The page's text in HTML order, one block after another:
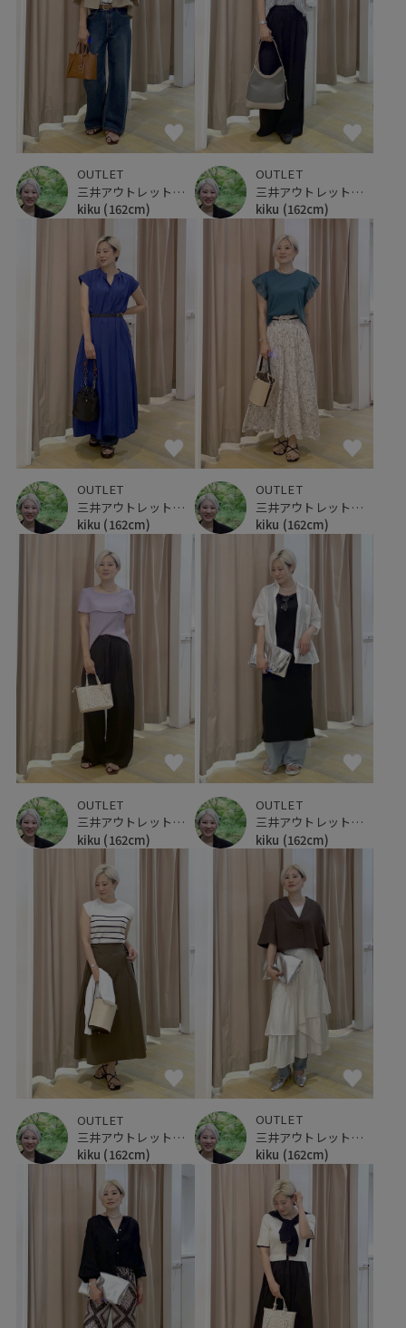
OUTLET
三井アウトレットパーク 仙台港
kiku (162cm)
OUTLET
三井アウトレットパーク 仙台港
kiku (162cm)
OUTLET
三井アウトレットパーク 仙台港
kiku (162cm)
OUTLET
三井アウトレットパーク 仙台港
kiku (162cm)
OUTLET
三井アウトレットパーク 仙台港
kiku (162cm)
OUTLET
三井アウトレットパーク 仙台港
kiku (162cm)
OUTLET
三井アウトレットパーク 仙台港
kiku (162cm)
OUTLET
三井アウトレットパーク 仙台港
kiku (162cm)